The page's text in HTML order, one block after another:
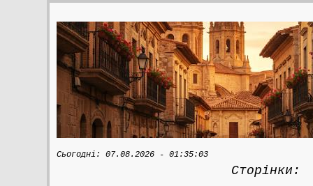
Сьогодні: 07.08.2026 - 01:35:03